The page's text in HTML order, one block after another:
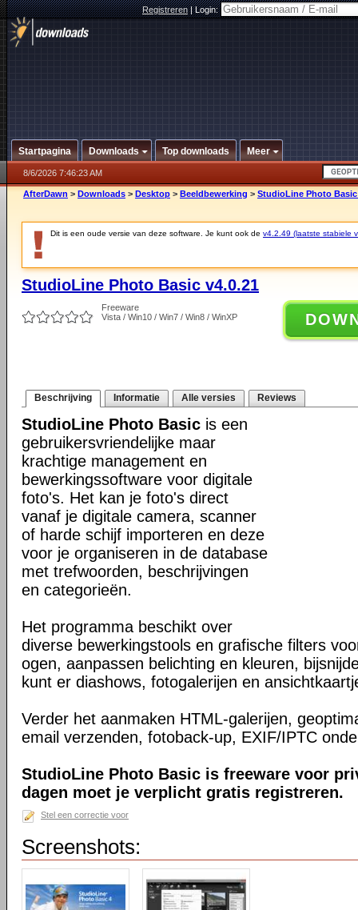
Registreren|Login:
Startpagina Downloads Top downloads Meer
8/6/2026 7:46:23 AM
AfterDawn > Downloads > Desktop > Beeldbewerking > StudioLine Photo Basic
Dit is een oude versie van deze software. Je kunt ook de v4.2.49 (laatste stabiele
StudioLine Photo Basic v4.0.21
Freeware
Vista / Win10 / Win7 / Win8 / WinXP
Beschrijving Informatie Alle versies Reviews
StudioLine Photo Basic is een
gebruikersvriendelijke maar
krachtige management en
bewerkingssoftware voor digitale
foto's. Het kan je foto's direct
vanaf je digitale camera, scanner
of harde schijf importeren en deze
voor je organiseren in de database
met trefwoorden, beschrijvingen
en categorieën.
Het programma beschikt over
diverse bewerkingstools en grafische filters
ogen, aanpassen belichting en kleuren,
kunt er diashows, fotogalerijen en
Verder het aanmaken HTML-galerijen,
email verzenden, fotoback-up, EXIF/IPTC
StudioLine Photo Basic is freeware voor
dagen moet je verplicht gratis registreren.
Stel een correctie voor
Screenshots: